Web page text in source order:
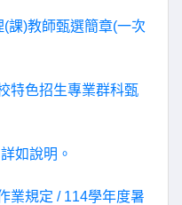
課)教師甄選簡章(一次
特色招生專業群科甄
如說明。
業規定 / 114學年度暑